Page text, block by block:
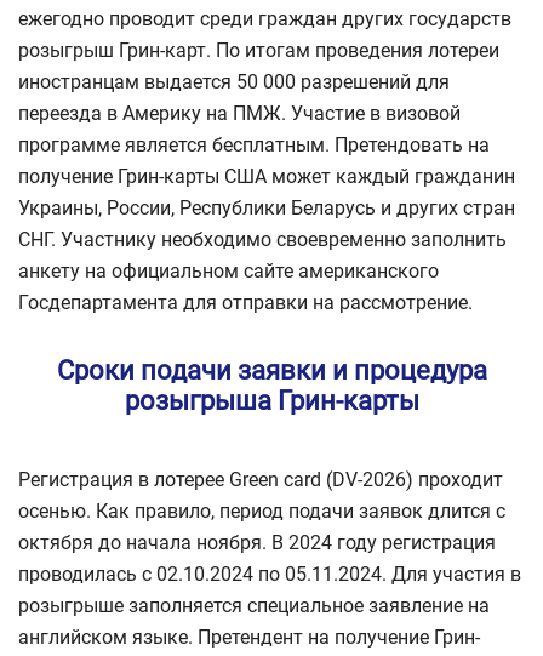
ежегодно проводит среди граждан других государств
розыгрыш Грин-карт. По итогам проведения лотереи
иностранцам выдается 50 000 разрешений для
переезда в Америку на ПМЖ. Участие в визовой
программе является бесплатным. Претендовать на
получение Грин-карты США может каждый гражданин
Украины, России, Республики Беларусь и других стран
СНГ. Участнику необходимо своевременно заполнить
анкету на официальном сайте американского
Госдепартамента для отправки на рассмотрение.
Сроки подачи заявки и процедура
розыгрыша Грин-карты
Регистрация в лотерее Green card (DV-2026) проходит
осенью. Как правило, период подачи заявок длится с
октября до начала ноября. В 2024 году регистрация
проводилась с 02.10.2024 по 05.11.2024. Для участия в
розыгрыше заполняется специальное заявление на
английском языке. Претендент на получение Грин-